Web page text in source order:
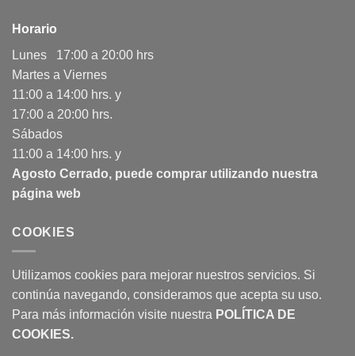
Horario
Lunes 17:00 a 20:00 hrs
Martes a Viernes
11:00 a 14:00 hrs. y
17:00 a 20:00 hrs.
Sábados
11:00 a 14:00 hrs. y
Agosto Cerrado, puede comprar utilizando nuestra
página web
COOKIES
Utilizamos cookies para mejorar nuestros servicios. Si
continúa navegando, consideramos que acepta su uso.
Para más información visite nuestra POLÍTICA DE
COOKIES.